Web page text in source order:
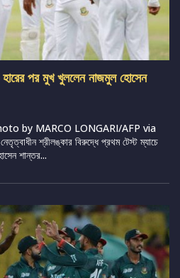
পর মুখ খুললেন নাজমুল হোসেন
by MARCO LONGARI/AFP via
শ্রীলঙ্কার বিরুদ্ধে প্রথম টেস্ট ম্যাচে
শান্তর...